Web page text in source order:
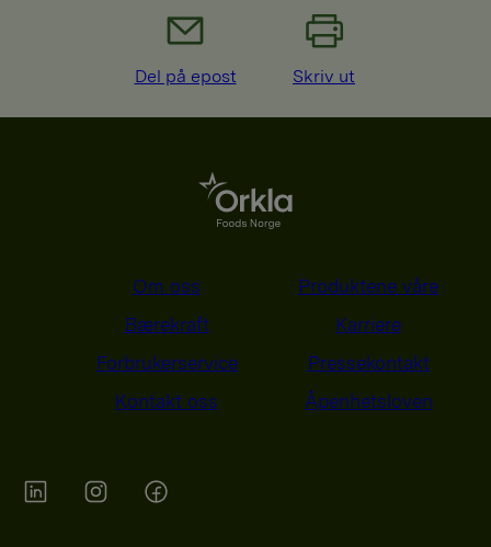
Del på epost Skriv ut
Om oss
Produktene våre
Bærekraft
Karriere
Forbrukerservice
Pressekontakt
Kontakt oss
Åpenhetsloven